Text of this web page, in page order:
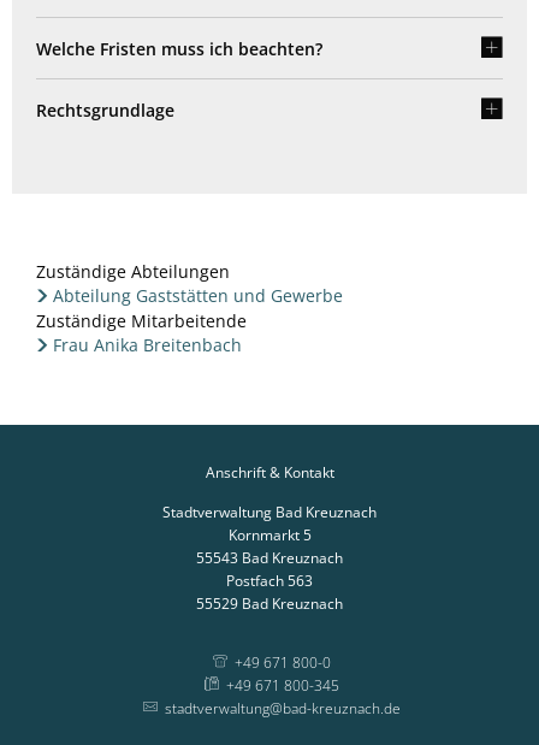
Welche Fristen muss ich beachten?
Rechtsgrundlage
Zuständige Abteilungen
Abteilung Gaststätten und Gewerbe
Zuständige Mitarbeitende
Frau Anika Breitenbach
Anschrift & Kontakt
Stadtverwaltung Bad Kreuznach
Kornmarkt 5
55543 Bad Kreuznach
Postfach 563
55529 Bad Kreuznach
+49 671 800-0
+49 671 800-345
stadtverwaltung@bad-kreuznach.de